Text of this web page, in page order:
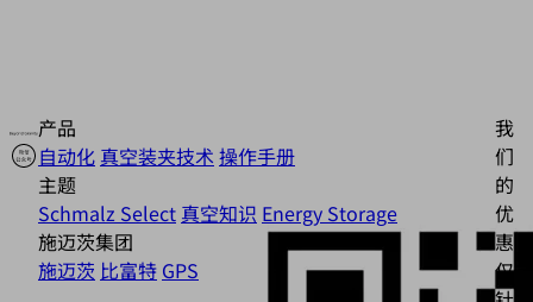
产品
自动化 真空装夹技术 操作手册
主题
Schmalz Select 真空知识 Energy Storage
施迈茨集团
施迈茨 比富特 GPS
我
们
的
优
惠
仅